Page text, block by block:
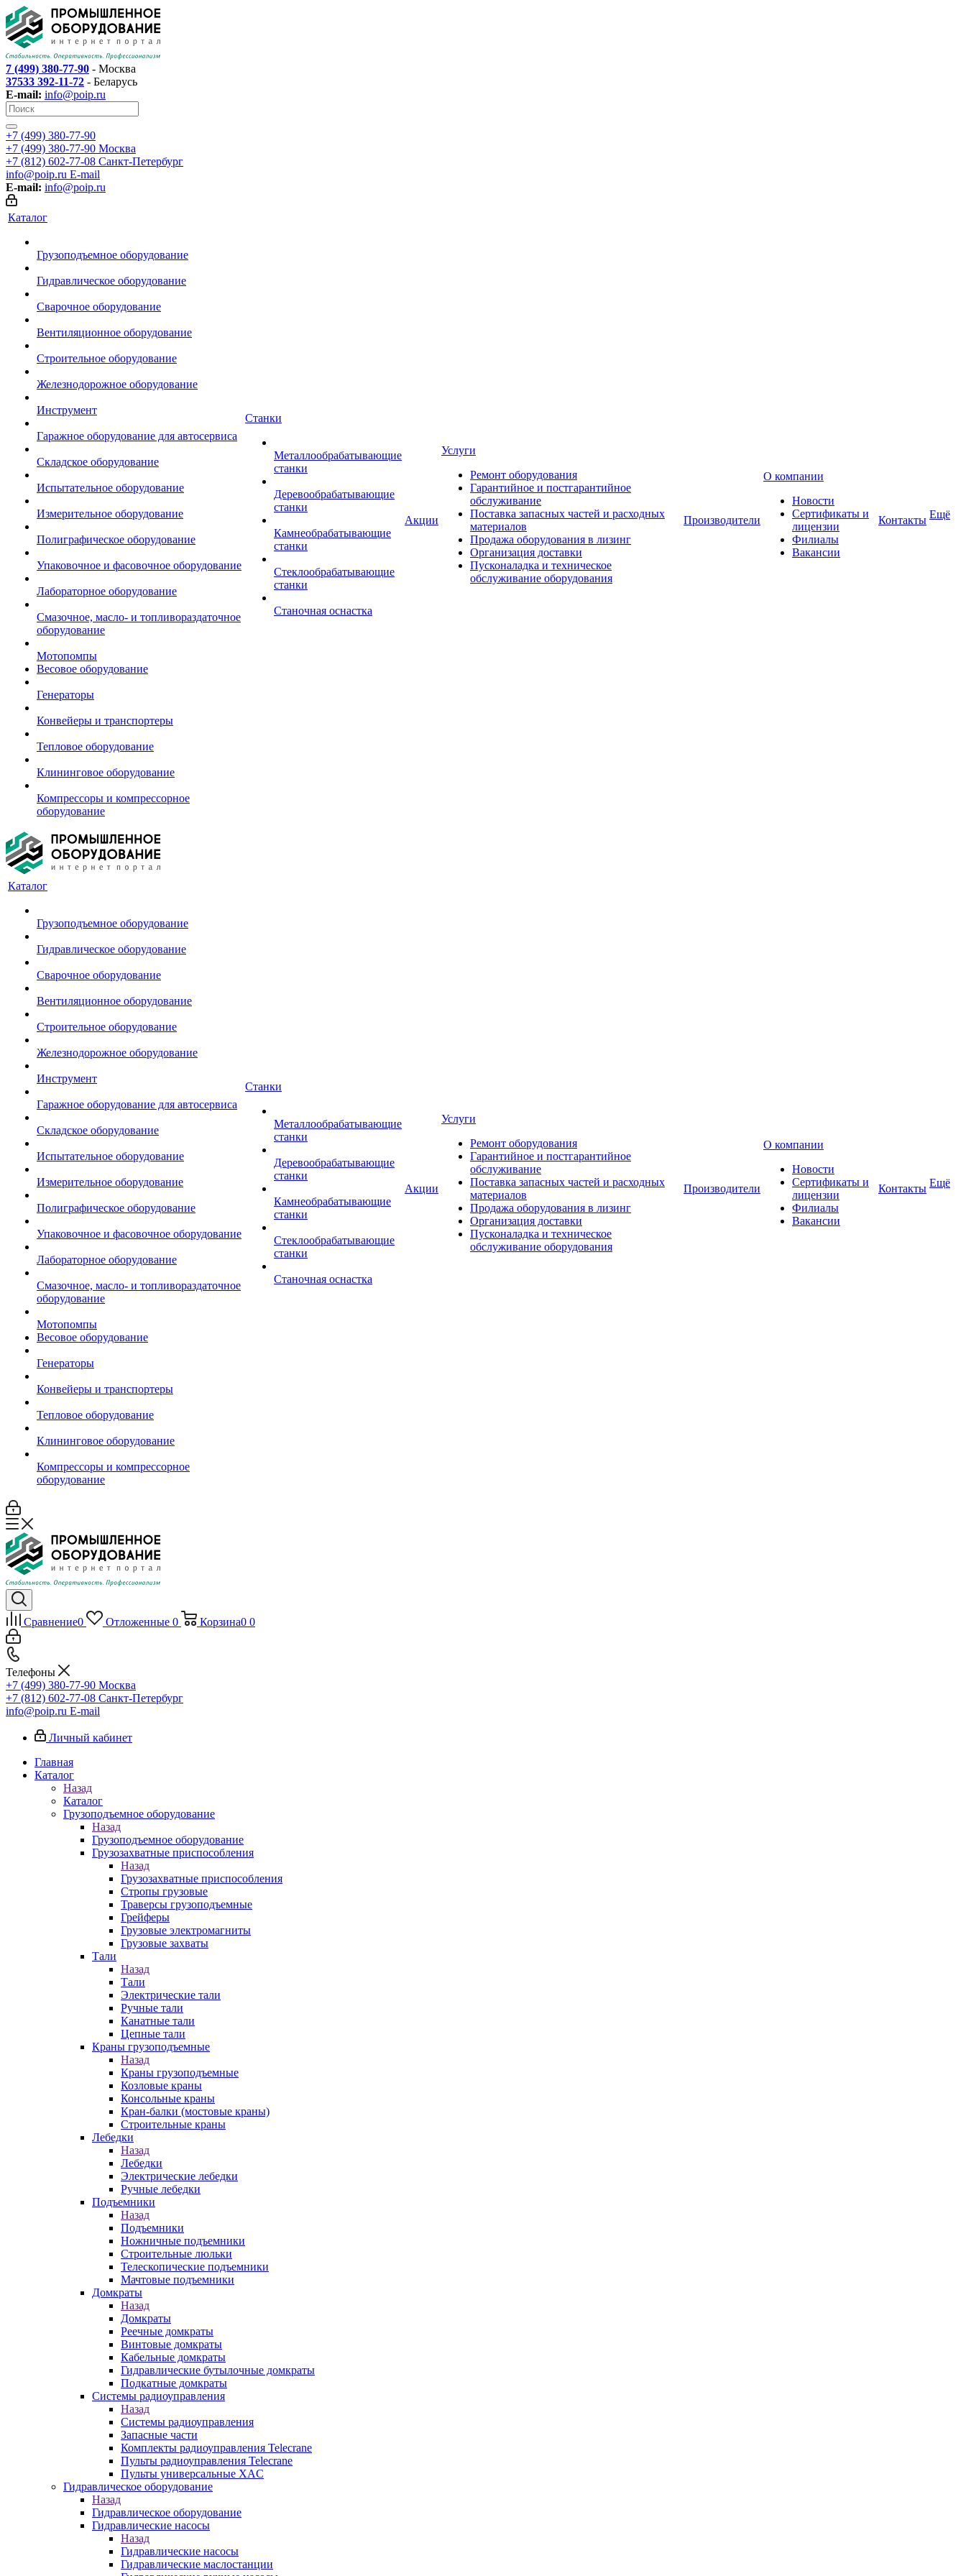
7 (499) 380-77-90 - Москва
37533 392-11-72 - Беларусь
E-mail: info@poip.ru
+7 (499) 380-77-90
+7 (499) 380-77-90 Москва
+7 (812) 602-77-08 Санкт-Петербург
info@poip.ru E-mail
E-mail: info@poip.ru
Каталог
Грузоподъемное оборудование
Гидравлическое оборудование
Сварочное оборудование
Вентиляционное оборудование
Строительное оборудование
Железнодорожное оборудование
Инструмент
Гаражное оборудование для автосервиса
Складское оборудование
Испытательное оборудование
Измерительное оборудование
Полиграфическое оборудование
Упаковочное и фасовочное оборудование
Лабораторное оборудование
Смазочное, масло- и топливораздаточное
оборудование
Мотопомпы
Весовое оборудование
Генераторы
Конвейеры и транспортеры
Тепловое оборудование
Клининговое оборудование
Компрессоры и компрессорное
оборудование
Станки
Металлообрабатывающие
станки
Деревообрабатывающие
станки
Камнеобрабатывающие
станки
Стеклообрабатывающие
станки
Станочная оснастка
Акции
Услуги
Ремонт оборудования
Гарантийное и постгарантийное
обслуживание
Поставка запасных частей и расходных
материалов
Продажа оборудования в лизинг
Организация доставки
Пусконаладка и техническое
обслуживание оборудования
Производители
О компании
Новости
Сертификаты и
лицензии
Филиалы
Вакансии
Контакты Ещё
Каталог
Грузоподъемное оборудование
Гидравлическое оборудование
Сварочное оборудование
Вентиляционное оборудование
Строительное оборудование
Железнодорожное оборудование
Инструмент
Гаражное оборудование для автосервиса
Складское оборудование
Испытательное оборудование
Измерительное оборудование
Полиграфическое оборудование
Упаковочное и фасовочное оборудование
Лабораторное оборудование
Смазочное, масло- и топливораздаточное
оборудование
Мотопомпы
Весовое оборудование
Генераторы
Конвейеры и транспортеры
Тепловое оборудование
Клининговое оборудование
Компрессоры и компрессорное
оборудование
Станки
Металлообрабатывающие
станки
Деревообрабатывающие
станки
Камнеобрабатывающие
станки
Стеклообрабатывающие
станки
Станочная оснастка
Акции
Услуги
Ремонт оборудования
Гарантийное и постгарантийное
обслуживание
Поставка запасных частей и расходных
материалов
Продажа оборудования в лизинг
Организация доставки
Пусконаладка и техническое
обслуживание оборудования
Производители
О компании
Новости
Сертификаты и
лицензии
Филиалы
Вакансии
Контакты Ещё
Сравнение0 Отложенные 0 Корзина0 0
Телефоны
+7 (499) 380-77-90 Москва
+7 (812) 602-77-08 Санкт-Петербург
info@poip.ru E-mail
Личный кабинет
Главная
Каталог
Назад
Каталог
Грузоподъемное оборудование
Назад
Грузоподъемное оборудование
Грузозахватные приспособления
Назад
Грузозахватные приспособления
Стропы грузовые
Траверсы грузоподъемные
Грейферы
Грузовые электромагниты
Грузовые захваты
Тали
Назад
Тали
Электрические тали
Ручные тали
Канатные тали
Цепные тали
Краны грузоподъемные
Назад
Краны грузоподъемные
Козловые краны
Консольные краны
Кран-балки (мостовые краны)
Строительные краны
Лебедки
Назад
Лебедки
Электрические лебедки
Ручные лебедки
Подъемники
Назад
Подъемники
Ножничные подъемники
Строительные люльки
Телескопические подъемники
Мачтовые подъемники
Домкраты
Назад
Домкраты
Реечные домкраты
Винтовые домкраты
Кабельные домкраты
Гидравлические бутылочные домкраты
Подкатные домкраты
Системы радиоуправления
Назад
Системы радиоуправления
Запасные части
Комплекты радиоуправления Telecrane
Пульты радиоуправления Telecrane
Пульты универсальные XAC
Гидравлическое оборудование
Назад
Гидравлическое оборудование
Гидравлические насосы
Назад
Гидравлические насосы
Гидравлические маслостанции